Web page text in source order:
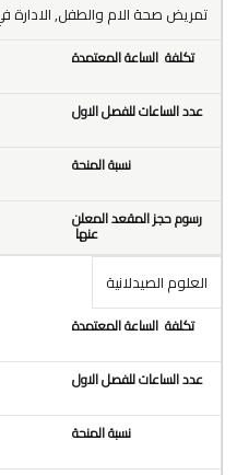
تمريض صحة الام والطفل, الادارة
العلوم الصيدلانية